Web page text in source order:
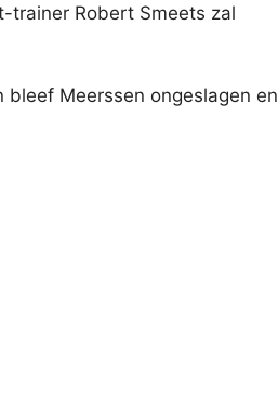
trainer Robert Smeets zal
Meerssen ongeslagen en